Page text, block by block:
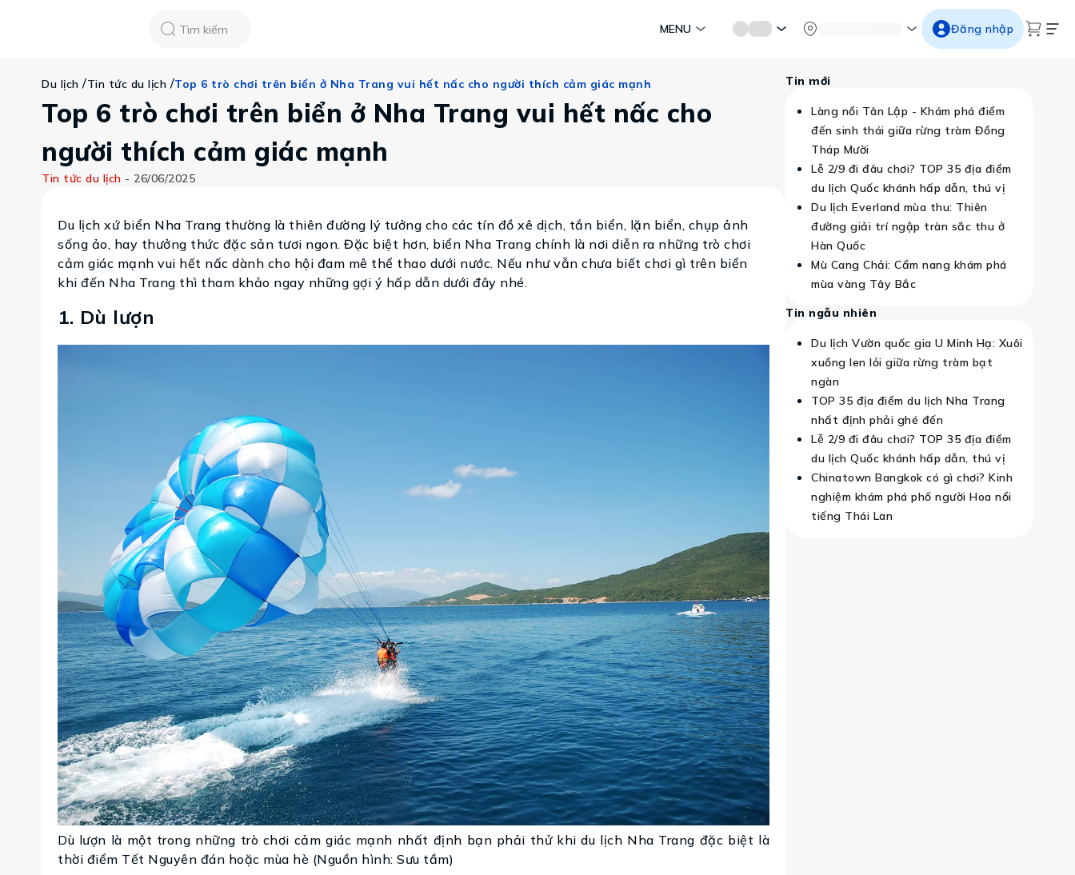
Tìm kiếm
MENU Đăng nhập
Vận chuyển
Khuyến mãi
Liên hệ
Tạp chí du lịch
Tin tức
Khảo sát tỷ lệ đạt visa
Vietravel Loyalty
Du lịch /Tin tức du lịch /Top 6 trò chơi trên biển ở Nha Trang vui hết nấc cho người thích cảm giác mạnh
Top 6 trò chơi trên biển ở Nha Trang vui hết nấc cho
người thích cảm giác mạnh
Tin tức du lịch - 26/06/2025
Du lịch xứ biển Nha Trang thường là thiên đường lý tưởng cho các tín đồ xê dịch, tắn biển, lặn biển, chụp ảnh
sống ảo, hay thưởng thức đặc sản tươi ngon. Đặc biệt hơn, biển Nha Trang chính là nơi diễn ra những trò chơi
cảm giác mạnh vui hết nấc dành cho hội đam mê thể thao dưới nước. Nếu như vẫn chưa biết chơi gì trên biển
khi đến Nha Trang thì tham khảo ngay những gợi ý hấp dẫn dưới đây nhé.
1. Dù lượn
Dù lượn là một trong những trò chơi cảm giác mạnh nhất định bạn phải thử khi du lịch Nha Trang đặc biệt là
thời điểm Tết Nguyên đán hoặc mùa hè (Nguồn hình: Sưu tầm)
Tin mới
Làng nổi Tân Lập - Khám phá điểm
đến sinh thái giữa rừng tràm Đồng
Tháp Mười
Lễ 2/9 đi đâu chơi? TOP 35 địa điểm
du lịch Quốc khánh hấp dẫn, thú vị
Du lịch Everland mùa thu: Thiên
đường giải trí ngập tràn sắc thu ở
Hàn Quốc
Mù Cang Chải: Cẩm nang khám phá
mùa vàng Tây Bắc
Tin ngẫu nhiên
Du lịch Vườn quốc gia U Minh Hạ: Xuôi
xuồng len lỏi giữa rừng tràm bạt
ngàn
TOP 35 địa điểm du lịch Nha Trang
nhất định phải ghé đến
Lễ 2/9 đi đâu chơi? TOP 35 địa điểm
du lịch Quốc khánh hấp dẫn, thú vị
Chinatown Bangkok có gì chơi? Kinh
nghiệm khám phá phố người Hoa nổi
tiếng Thái Lan
Từ cố đô đến thành thăng longNgắm hoa